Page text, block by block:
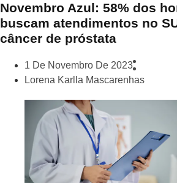
Novembro Azul: 58% dos
buscam atendimentos no
câncer de próstata
1 De Novembro De 2023
Lorena Karlla Mascarenhas